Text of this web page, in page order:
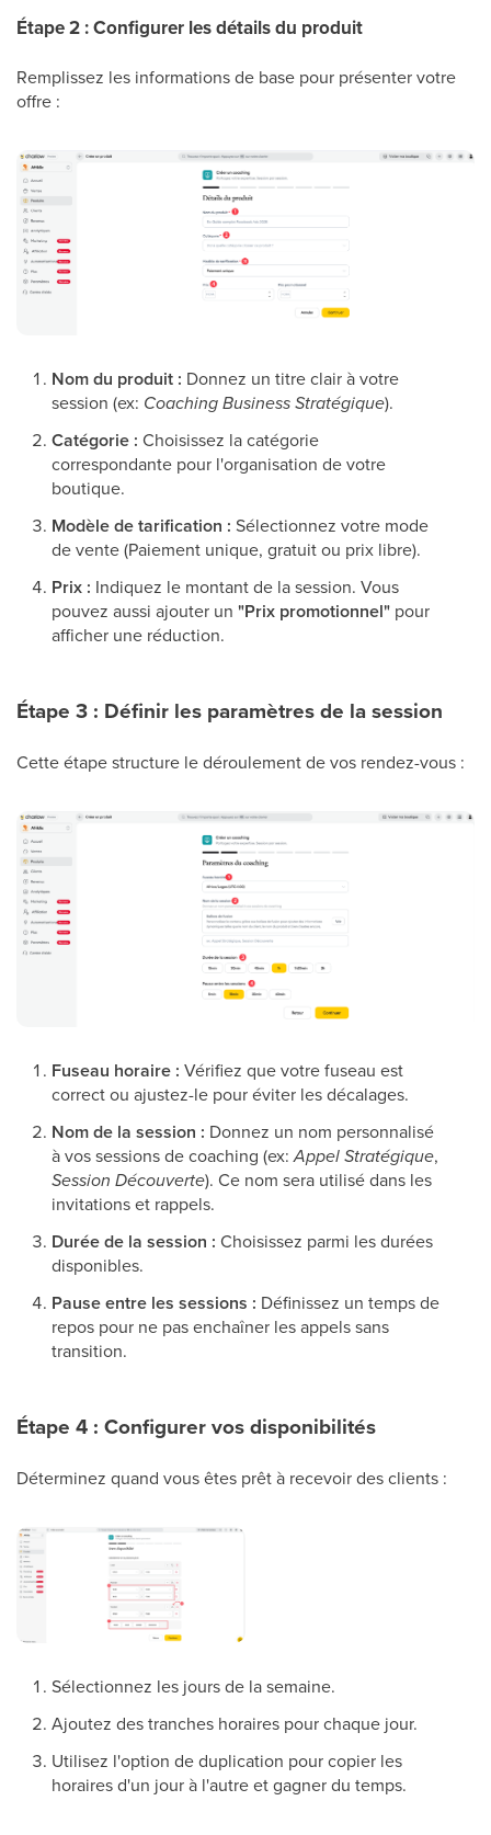
Étape 2 : Configurer les détails du produit
Remplissez les informations de base pour présenter votre
offre :
Nom du produit : Donnez un titre clair à votre
session (ex: Coaching Business Stratégique).
Catégorie : Choisissez la catégorie
correspondante pour l'organisation de votre
boutique.
Modèle de tarification : Sélectionnez votre mode
de vente (Paiement unique, gratuit ou prix libre).
Prix : Indiquez le montant de la session. Vous
pouvez aussi ajouter un "Prix promotionnel" pour
afficher une réduction.
Étape 3 : Définir les paramètres de la session
Cette étape structure le déroulement de vos rendez-vous :
Fuseau horaire : Vérifiez que votre fuseau est
correct ou ajustez-le pour éviter les décalages.
Nom de la session : Donnez un nom personnalisé
à vos sessions de coaching (ex:Appel Stratégique,
Session Découverte). Ce nom sera utilisé dans les
invitations et rappels.
Durée de la session : Choisissez parmi les durées
disponibles.
Pause entre les sessions : Définissez un temps de
repos pour ne pas enchaîner les appels sans
transition.
Étape 4 : Configurer vos disponibilités
Déterminez quand vous êtes prêt à recevoir des clients :
Sélectionnez les jours de la semaine.
Ajoutez des tranches horaires pour chaque jour.
Utilisez l'option de duplication pour copier les
horaires d'un jour à l'autre et gagner du temps.